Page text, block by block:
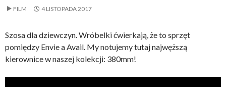
FILM 4 LISTOPADA 2017
Szosa dla dziewczyn. Wróbelki ćwierkają, że to sprzęt
pomiędzy Envie a Avail. My notujemy tutaj najwęższą
kierownice w naszej kolekcji: 380mm!